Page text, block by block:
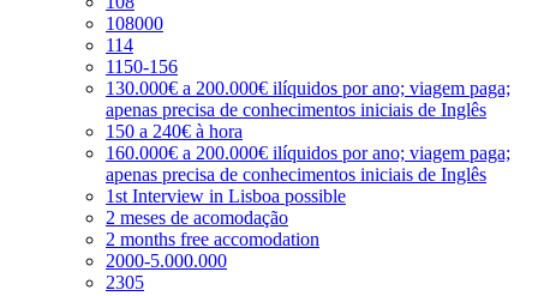
108000
114
1150-156
130.000€ a 200.000€ ilíquidos por ano; viagem paga;
apenas precisa de conhecimentos iniciais de Inglês
150 a 240€ à hora
160.000€ a 200.000€ ilíquidos por ano; viagem paga;
apenas precisa de conhecimentos iniciais de Inglês
1st Interview in Lisboa possible
2 meses de acomodação
2 months free accomodation
2000-5.000.000
2305